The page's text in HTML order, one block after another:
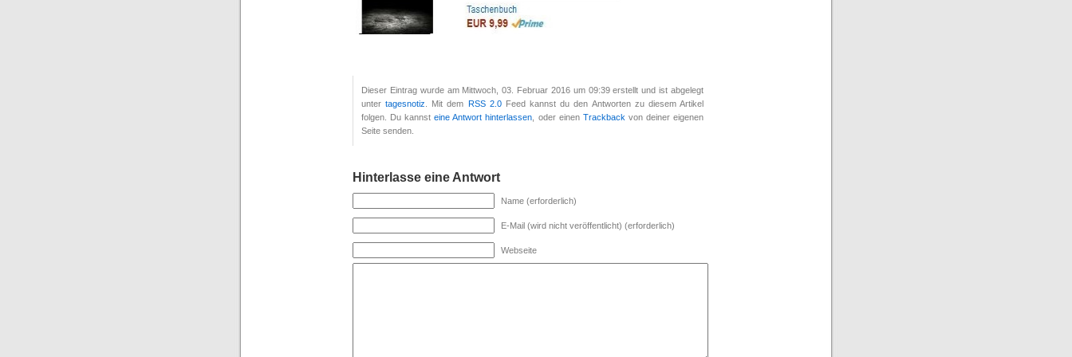
Dieser Eintrag wurde am Mittwoch, 03. Februar 2016 um 09:39 erstellt und ist abgelegt
untertagesnotiz . Mit dem RSS 2.0Feed kannst du den Antworten zu diesem Artikel
folgen. Du kannsteine Antwort hinterlassen , oder einen Trackback von deiner eigenen
Seite senden.
Hinterlasse eine Antwort
Name (erforderlich)
E-Mail (wird nicht veröffentlicht) (erforderlich)
Webseite